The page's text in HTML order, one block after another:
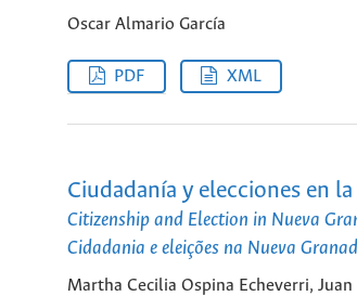
Oscar Almario García
PDF XML
Ciudadanía y elecciones en
Citizenship and Election in Nueva
Cidadania e eleições na Nueva
Martha Cecilia Ospina Echeverri,